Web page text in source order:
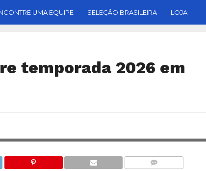
UMA EQUIPE SELEÇÃO BRASILEIRA LOJA
temporada 2026 em